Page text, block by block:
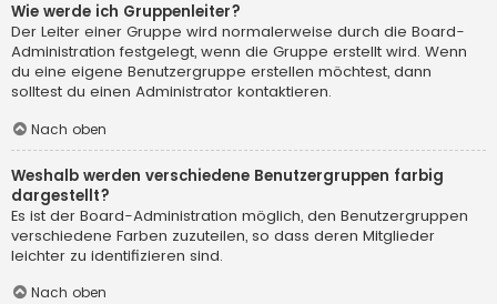
Wie werde ich Gruppenleiter?
Der Leiter einer Gruppe wird normalerweise durch die Board-
Administration festgelegt, wenn die Gruppe erstellt wird. Wenn
du eine eigene Benutzergruppe erstellen möchtest, dann
solltest du einen Administrator kontaktieren.
Nach oben
Weshalb werden verschiedene Benutzergruppen farbig
dargestellt?
Es ist der Board-Administration möglich, den Benutzergruppen
verschiedene Farben zuzuteilen, so dass deren Mitglieder
leichter zu identifizieren sind.
Nach oben